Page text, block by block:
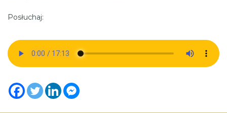
Posłuchaj: